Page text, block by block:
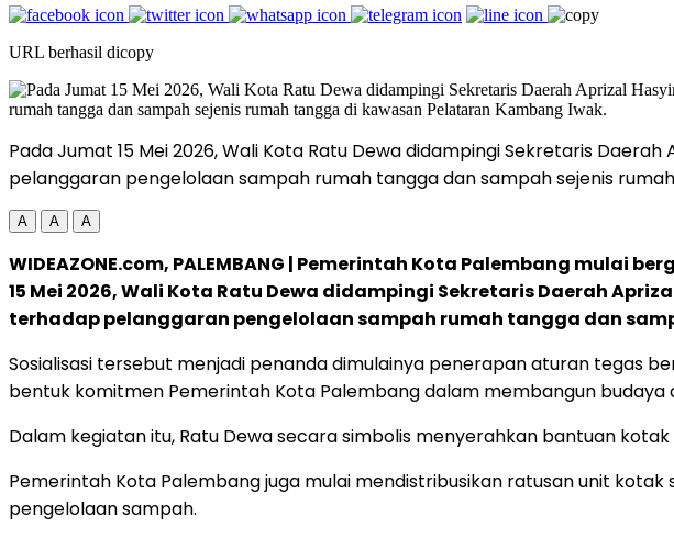
URL berhasil dicopy
Pada Jumat 15 Mei 2026, Wali Kota Ratu Dewa didampingi Sekretaris
pelanggaran pengelolaan sampah rumah tangga dan sampah sejenis
A A A
WIDEAZONE.com, PALEMBANG | Pemerintah Kota Palembang
15 Mei 2026, Wali Kota Ratu Dewa didampingi Sekretaris Daerah
terhadap pelanggaran pengelolaan sampah rumah tangga dan
Sosialisasi tersebut menjadi penanda dimulainya penerapan aturan tegas
bentuk komitmen Pemerintah Kota Palembang dalam membangun budaya
Dalam kegiatan itu, Ratu Dewa secara simbolis menyerahkan bantuan
Pemerintah Kota Palembang juga mulai mendistribusikan ratusan unit
pengelolaan sampah.